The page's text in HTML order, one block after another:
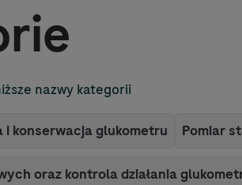
nazwy kategorii
i konserwacja glukometru Pomiar
oraz kontrola działania